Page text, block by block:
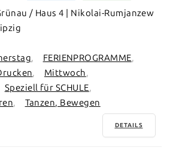
/ Haus 4 | Nikolai-Rumjanzew
FERIENPROGRAMME
Mittwoch
Speziell für SCHULE
Tanzen, Bewegen
DETAILS